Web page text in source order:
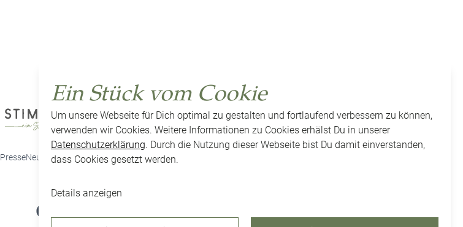
PresseNeuigkeitenKarriereKontaktCookie-Einstellungen
Facebook
Ein Stück vom Cookie
Um unsere Webseite für Dich optimal zu gestalten und fortlaufend verbessern zu können,
verwenden wir Cookies. Weitere Informationen zu Cookies erhälst Du in unserer
Datenschutzerklärung. Durch die Nutzung dieser Webseite bist Du damit einverstanden,
dass Cookies gesetzt werden.
Details anzeigen